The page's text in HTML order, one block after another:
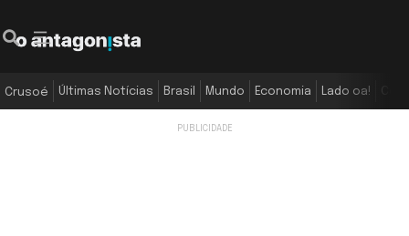
Crusoé Últimas Notícias Brasil Mundo Economia Lado oa!